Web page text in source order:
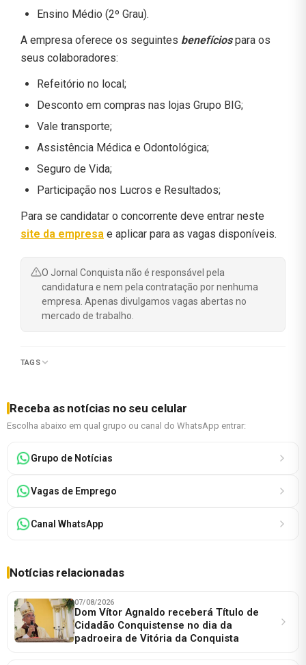
Ensino Médio (2º Grau).
A empresa oferece os seguintes benefíciospara os
seus colaboradores:
Refeitório no local;
Desconto em compras nas lojas Grupo BIG;
Vale transporte;
Assistência Médica e Odontológica;
Seguro de Vida;
Participação nos Lucros e Resultados;
Para se candidatar o concorrente deve entrar neste
site da empresa e aplicar para as vagas disponíveis.
O Jornal Conquista não é responsável pela
candidatura e nem pela contratação por nenhuma
empresa. Apenas divulgamos vagas abertas no
mercado de trabalho.
TAGS
Receba as notícias no seu celular
Escolha abaixo em qual grupo ou canal do WhatsApp entrar:
Grupo de Notícias
Vagas de Emprego
Canal WhatsApp
Notícias relacionadas
07/08/2026
Dom Vítor Agnaldo receberá Título de
Cidadão Conquistense no dia da
padroeira de Vitória da Conquista